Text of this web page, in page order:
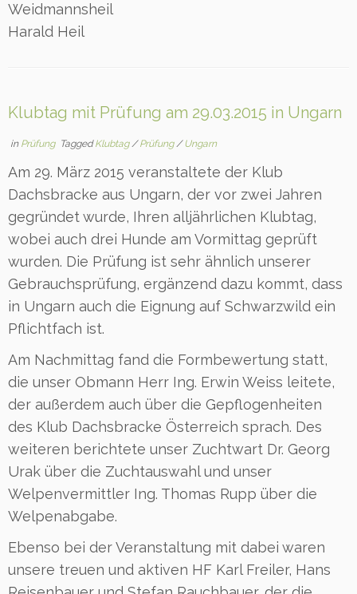
Weidmannsheil
Harald Heil
Klubtag mit Prüfung am 29.03.2015 in Ungarn
in Prüfung TaggedKlubtag/Prüfung/Ungarn
Am 29. März 2015 veranstaltete der Klub
Dachsbracke aus Ungarn, der vor zwei Jahren
gegründet wurde, Ihren alljährlichen Klubtag,
wobei auch drei Hunde am Vormittag geprüft
wurden. Die Prüfung ist sehr ähnlich unserer
Gebrauchsprüfung, ergänzend dazu kommt, dass
in Ungarn auch die Eignung auf Schwarzwild ein
Pflichtfach ist.
Am Nachmittag fand die Formbewertung statt,
die unser Obmann Herr Ing. Erwin Weiss leitete,
der außerdem auch über die Gepflogenheiten
des Klub Dachsbracke Österreich sprach. Des
weiteren berichtete unser Zuchtwart Dr. Georg
Urak über die Zuchtauswahl und unser
Welpenvermittler Ing. Thomas Rupp über die
Welpenabgabe.
Ebenso bei der Veranstaltung mit dabei waren
unsere treuen und aktiven HF Karl Freiler, Hans